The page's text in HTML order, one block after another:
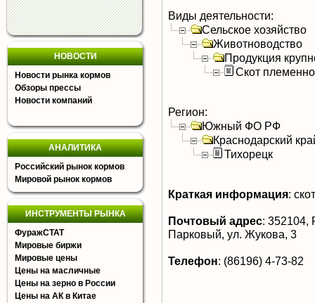
НОВОСТИ
Новости рынка кормов
Обзоры прессы
Новости компаний
АНАЛИТИКА
Российский рынок кормов
Мировой рынок кормов
ИНСТРУМЕНТЫ РЫНКА
ФуражСТАТ
Мировые биржи
Мировые цены
Цены на масличные
Цены на зерно в России
Цены на АК в Китае
Виды деятельности:
Сельское хозяйство
Животноводство
Продукция
Скот
Регион:
Южный ФО РФ
Краснодарский
Тихорецк
Краткая информация:
Почтовый адрес: 352104,
Парковый, ул. Жукова, 3
Телефон: (86196) 4-73-82